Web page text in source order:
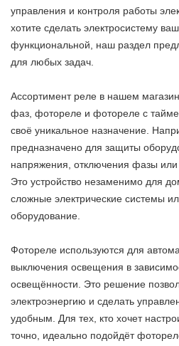
управления и контроля работы
хотите сделать электросистему
функциональной, наш раздел
для любых задач.
Ассортимент реле в нашем
фаз, фотореле и фотореле с
своё уникальное назначение.
предназначено для защиты
напряжения, отключения фазы или
Это устройство незаменимо для
сложные электрические системы
оборудование.
Фотореле используются для
выключения освещения в
освещённости. Это решение
электроэнергию и сделать
удобным. Для тех, кто хочет
точно, идеально подойдёт